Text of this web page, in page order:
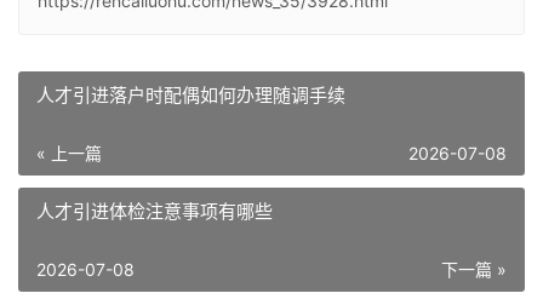
人才引进落户时配偶如何办理随调手续
« 上一篇 2026-07-08
人才引进体检注意事项有哪些
下一篇 »
2026-07-08